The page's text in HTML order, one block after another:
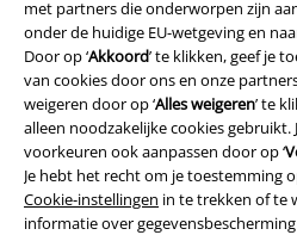
met partners die onderworpen zijn
onder de huidige EU-wetgeving en
Door op ‘Akkoord’ te klikken, geef je
van cookies door ons en onze
weigeren door op ‘Alles weigeren’ te
alleen noodzakelijke cookies gebruikt.
voorkeuren ook aanpassen door op ‘
Je hebt het recht om je toestemming
Cookie-instellingen in te trekken of te
informatie over
Legal
Algemene Voorwaarden
Bedrijfsgegevens
Privacyverklaring